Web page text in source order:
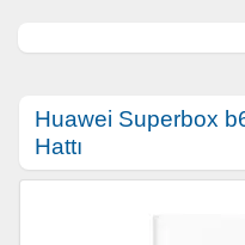
Huawei Superbox
Hattı